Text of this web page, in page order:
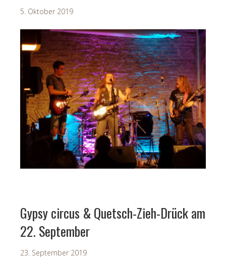
5. Oktober 2019
Gypsy circus & Quetsch-Zieh-Drück am
22. September
23. September 2019